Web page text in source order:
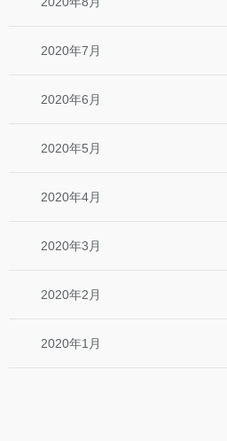
2020年7月
2020年6月
2020年5月
2020年4月
2020年3月
2020年2月
2020年1月